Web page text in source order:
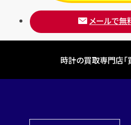
メールで無
時計の買取専門店「